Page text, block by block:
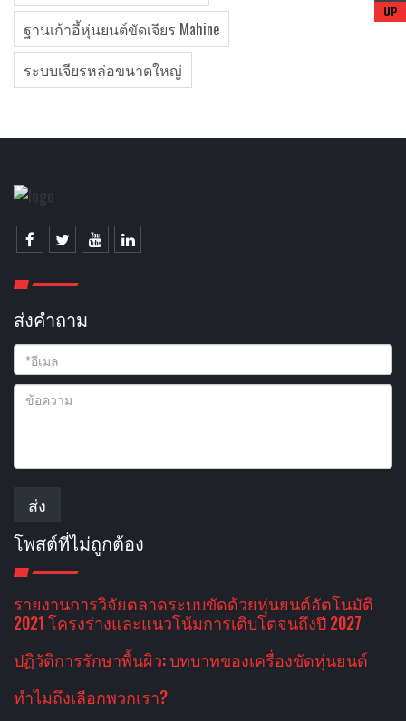
ฐานเก้าอี้หุ่นยนต์ขัดเจียร Mahine
ระบบเจียรหล่อขนาดใหญ่
ส่งคําถาม
ส่ง
โพสต์ที่ไม่ถูกต้อง
รายงานการวิจัยตลาดระบบขัดด้วยหุ่นยนต์อัตโนมัติ
2021 โครงร่างและแนวโน้มการเติบโตจนถึงปี 2027
ปฏิวัติการรักษาพื้นผิว: บทบาทของเครื่องขัดหุ่นยนต์
ทําไมถึงเลือกพวกเรา?